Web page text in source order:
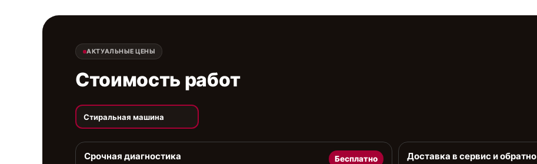
АКТУАЛЬНЫЕ ЦЕНЫ
Стоимость работ
Стиральная машина
Срочная диагностика Бесплатно Доставка в сервис и обратно